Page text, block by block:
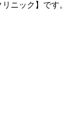
ニック】です。